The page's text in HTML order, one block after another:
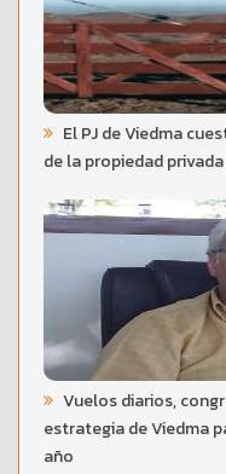
El PJ de Viedma
de la propiedad privada
Vuelos diarios,
estrategia de Viedma
año